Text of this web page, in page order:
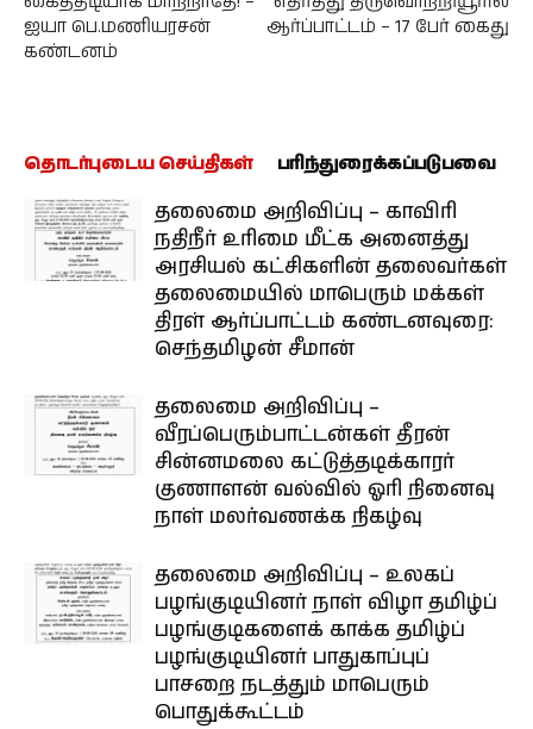
ஐயா பெ.மணியரசன்
கண்டனம்
ஆர்ப்பாட்டம் – 17 பேர் கைது
தொடர்புடைய செய்திகள் பரிந்துரைக்கப்படுபவை
தலைமை அறிவிப்பு – காவிரி
நதிநீர் உரிமை மீட்க அனைத்து
அரசியல் கட்சிகளின் தலைவர்கள்
தலைமையில் மாபெரும் மக்கள்
திரள் ஆர்ப்பாட்டம் கண்டனவுரை:
செந்தமிழன் சீமான்
தலைமை அறிவிப்பு –
வீரப்பெரும்பாட்டன்கள் தீரன்
சின்னமலை கட்டுத்தடிக்காரர்
குணாளன் வல்வில் ஓரி நினைவு
நாள் மலர்வணக்க நிகழ்வு
தலைமை அறிவிப்பு – உலகப்
பழங்குடியினர் நாள் விழா தமிழ்ப்
பழங்குடிகளைக் காக்க தமிழ்ப்
பழங்குடியினர் பாதுகாப்புப்
பாசறை நடத்தும் மாபெரும்
பொதுக்கூட்டம்